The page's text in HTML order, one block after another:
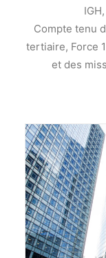
Compte tenu
tertiaire, Force
et des